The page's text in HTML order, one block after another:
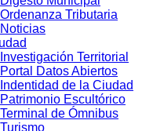
Ordenanza Tributaria
Noticias
Investigación Territorial
Portal Datos Abiertos
Indentidad de la Ciudad
Patrimonio Escultórico
Terminal de Ómnibus
Turismo